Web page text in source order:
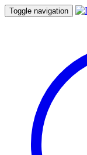
Toggle navigation